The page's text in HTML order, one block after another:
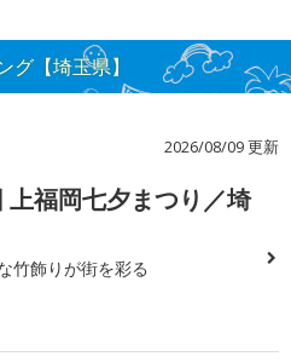
グ【埼玉県】
2026/08/09 更新
上福岡七夕まつり／埼
竹飾りが街を彩る